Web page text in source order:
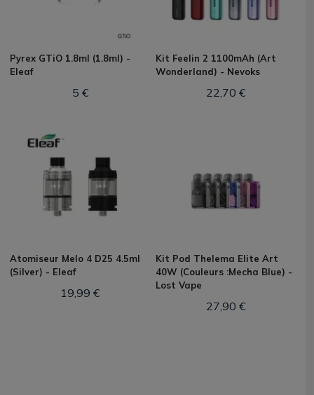
Pyrex GTiO 1.8ml (1.8ml) -
Eleaf
5 €
Kit Feelin 2 1100mAh (Art
Wonderland) - Nevoks
22,70 €
Atomiseur Melo 4 D25 4.5ml
(Silver) - Eleaf
19,99 €
Kit Pod Thelema Elite Art
40W (Couleurs :Mecha Blue) -
Lost Vape
27,90 €